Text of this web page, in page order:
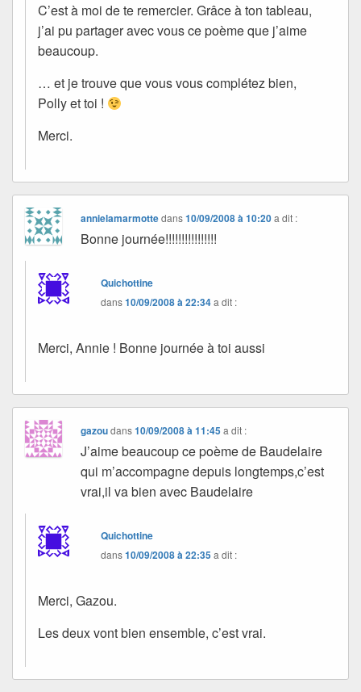
C’est à moi de te remercier. Grâce à ton tableau,
j’ai pu partager avec vous ce poème que j’aime
beaucoup.
… et je trouve que vous vous complétez bien,
Polly et toi !
Merci.
annielamarmottedans10/09/2008 à 10:20 a dit :
Bonne journée!!!!!!!!!!!!!!!!
Quichottine
dans10/09/2008 à 22:34a dit :
Merci, Annie ! Bonne journée à toi aussi
gazoudans10/09/2008 à 11:45 a dit :
J’aime beaucoup ce poème de Baudelaire
qui m’accompagne depuis longtemps,c’est
vrai,il va bien avec Baudelaire
Quichottine
dans10/09/2008 à 22:35a dit :
Merci, Gazou.
Les deux vont bien ensemble, c’est vrai.